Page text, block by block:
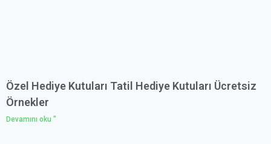
Özel Hediye Kutuları Tatil Hediye Kutuları Ücretsiz
Örnekler
Devamını oku "